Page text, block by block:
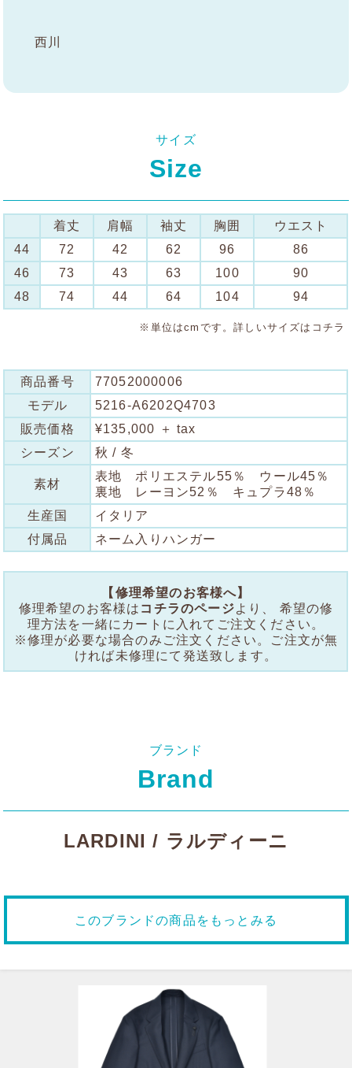
西川
サイズ
Size
着丈 肩幅 袖丈 胸囲
ウエスト
44
72 42 62 96
86
46
73 43 63 100
90
48
74 44 64 104 94
※単位はcmです。詳しいサイズは コチラ
商品番号
77052000006
モデル
5216-A6202Q4703
販売価格
¥135,000 ＋ tax
シーズン
秋 / 冬
素材
表地 ポリエステル55％ ウール45％
裏地 レーヨン52％ キュプラ48％
生産国
イタリア
付属品
ネーム入りハンガー
【修理希望のお客様へ】
修理希望のお客様は コチラのページより、 希望の修
理方法を一緒にカートに入れてご注文ください。
※修理が必要な場合のみご注文ください。ご注文が無
ければ未修理にて発送致します。
ブランド
Brand
LARDINI / ラルディーニ
このブランドの商品をもっとみる